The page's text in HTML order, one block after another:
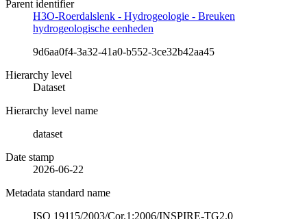
Parent identifier
H3O-Roerdalslenk - Hydrogeologie - Breuken
hydrogeologische eenheden
9d6aa0f4-3a32-41a0-b552-3ce32b42aa45
Hierarchy level
Dataset
Hierarchy level name
dataset
Date stamp
2026-06-22
Metadata standard name
ISO 19115/2003/Cor.1:2006/INSPIRE-TG2.0